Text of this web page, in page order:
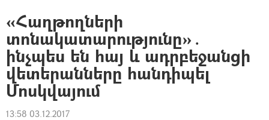
«Հաղթողների
տոնակատարությունը»․
ինչպես են հայ և ադրբեջանցի
վետերանները հանդիպել
Մոսկվայում
13:58 03.12.2017